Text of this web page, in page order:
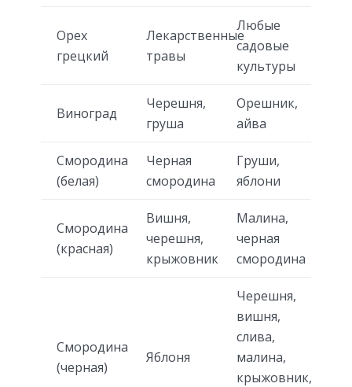
Орех
грецкий
Лекарственные
травы
Любые
садовые
культуры
Виноград
Черешня,
груша
Орешник,
айва
Смородина
(белая)
Черная
смородина
Груши,
яблони
Смородина
(красная)
Вишня,
черешня,
крыжовник
Малина,
черная
смородина
Смородина
(черная)
Яблоня
Черешня,
вишня,
слива,
малина,
крыжовник,